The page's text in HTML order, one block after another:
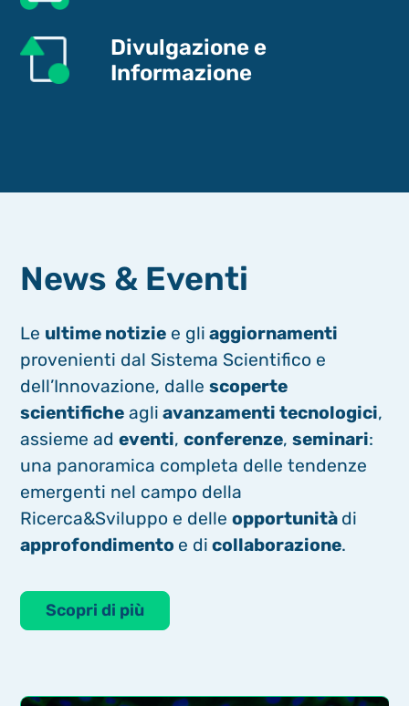
Divulgazione e
Informazione
News & Eventi
Le ultime notiziee gli aggiornamenti
provenienti dal Sistema Scientifico e
dell’Innovazione, dalle scoperte
scientificheagli avanzamenti tecnologici,
assieme ad eventi, conferenze, seminari:
una panoramica completa delle tendenze
emergenti nel campo della
Ricerca&Sviluppo e delle opportunità di
approfondimento e di collaborazione.
Scopri di più